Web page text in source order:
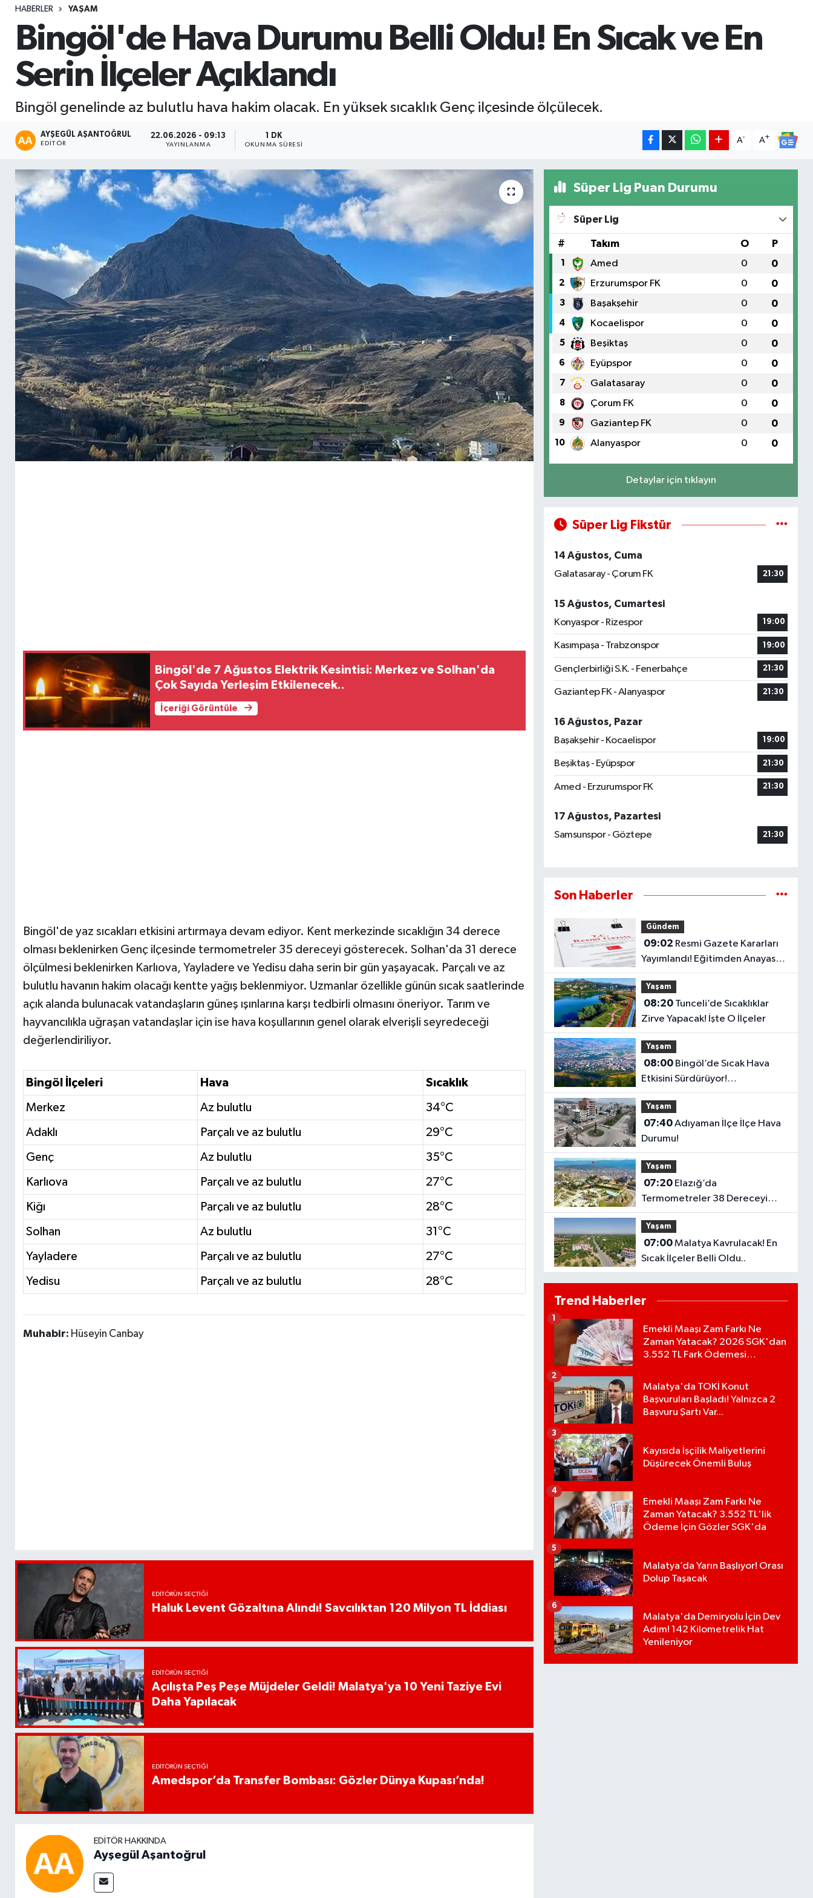
HABERLER YAŞAM
Bingöl'de Hava Durumu Belli Oldu! En Sıcak ve En
Serin İlçeler Açıklandı
Bingöl genelinde az bulutlu hava hakim olacak. En yüksek sıcaklık Genç ilçesinde ölçülecek.
AYŞEGÜL AŞANTOĞRUL
EDITÖR
22.06.2026 - 09:13
YAYINLANMA
1 DK
OKUNMA SÜRESI
A- A+
Bingöl'de 7 Ağustos Elektrik Kesintisi: Merkez ve Solhan'da
Çok Sayıda Yerleşim Etkilenecek..
İçeriği Görüntüle
Bingöl'de yaz sıcakları etkisini artırmaya devam ediyor. Kent merkezinde sıcaklığın 34 derece
olması beklenirken Genç ilçesinde termometreler 35 dereceyi gösterecek. Solhan'da 31 derece
ölçülmesi beklenirken Karlıova, Yayladere ve Yedisu daha serin bir gün yaşayacak. Parçalı ve az
bulutlu havanın hakim olacağı kentte yağış beklenmiyor. Uzmanlar özellikle günün sıcak saatlerinde
açık alanda bulunacak vatandaşların güneş ışınlarına karşı tedbirli olmasını öneriyor. Tarım ve
hayvancılıkla uğraşan vatandaşlar için ise hava koşullarının genel olarak elverişli seyredeceği
değerlendiriliyor.
Bingöl İlçeleri Hava Sıcaklık
Merkez Az bulutlu 34°C
Adaklı Parçalı ve az bulutlu 29°C
Genç Az bulutlu 35°C
Karlıova Parçalı ve az bulutlu 27°C
Kiğı Parçalı ve az bulutlu 28°C
Solhan Az bulutlu 31°C
Yayladere Parçalı ve az bulutlu 27°C
Yedisu Parçalı ve az bulutlu 28°C
Muhabir: Hüseyin Canbay
EDITÖRÜN SEÇTIĞI
Haluk Levent Gözaltına Alındı! Savcılıktan 120 Milyon TL İddiası
EDITÖRÜN SEÇTIĞI
Açılışta Peş Peşe Müjdeler Geldi! Malatya'ya 10 Yeni Taziye Evi
Daha Yapılacak
EDITÖRÜN SEÇTIĞI
Amedspor’da Transfer Bombası: Gözler Dünya Kupası’nda!
EDITÖR HAKKINDA
Ayşegül Aşantoğrul
Süper Lig Puan Durumu
Süper Lig
# Takım O P
1 Amed 0 0
2 Erzurumspor FK 0 0
3 Başakşehir 0 0
4 Kocaelispor 0 0
5 Beşiktaş 0 0
6 Eyüpspor 0 0
7 Galatasaray 0 0
8 Çorum FK 0 0
9 Gaziantep FK 0 0
10 Alanyaspor 0 0
Detaylar için tıklayın
Süper Lig Fikstür
14 Ağustos, Cuma
Galatasaray - Çorum FK
21:30
15 Ağustos, Cumartesi
Konyaspor - Rizespor
19:00
Kasımpaşa - Trabzonspor 19:00
Gençlerbirliği S.K. - Fenerbahçe 21:30
Gaziantep FK - Alanyaspor 21:30
16 Ağustos, Pazar
Başakşehir - Kocaelispor
19:00
Beşiktaş - Eyüpspor 21:30
Amed - Erzurumspor FK 21:30
17 Ağustos, Pazartesi
Samsunspor - Göztepe
21:30
Son Haberler
Gündem
09:02
Yayımlandı! Eğitimden Anayasa
Mahkemesi Kararlarına Kritik
Düzenlemeler..
Yaşam
08:20Tunceli’de Sıcaklıklar
Zirve Yapacak! İşte O İlçeler
Yaşam
08:00Bingöl’de Sıcak Hava
Etkisini Sürdürüyor!
Termometreler 37 Dereceyi
Görecek..
Yaşam
07:40Adıyaman İlçe İlçe Hava
Durumu!
Yaşam
07:20Elazığ’da
Termometreler 38 Dereceyi
Gösterecek!
Yaşam
07:00Malatya Kavrulacak! En
Sıcak İlçeler Belli Oldu..
Trend Haberler
Emekli Maaşı Zam Farkı Ne
Zaman Yatacak? 2026 SGK'dan
3.552 TL Fark Ödemesi
1
Malatya'da TOKİ Konut
Başvuruları Başladı! Yalnızca 2
Başvuru Şartı Var...
2
Kayısıda İşçilik Maliyetlerini
Düşürecek Önemli Buluş
3
Emekli Maaşı Zam Farkı Ne
Zaman Yatacak? 3.552 TL'lik
Ödeme İçin Gözler SGK'da
4
Malatya’da Yarın Başlıyor! Orası
Dolup Taşacak
5
Malatya'da Demiryolu İçin Dev
Adım! 142 Kilometrelik Hat
Yenileniyor
6
Sağlık
Seri İlan
Siyaset
Spor
Yaşam